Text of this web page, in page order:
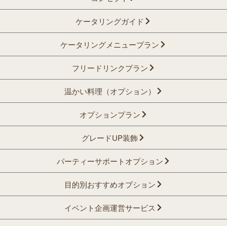
ケータリングガイド
ケータリングメニュープラン
フリードリンクプラン
温かい料理（オプション）
オプションプラン
グレードUP装飾
パーティーサポートオプション
目的別おすすめオプション
イベント企画運営サービス